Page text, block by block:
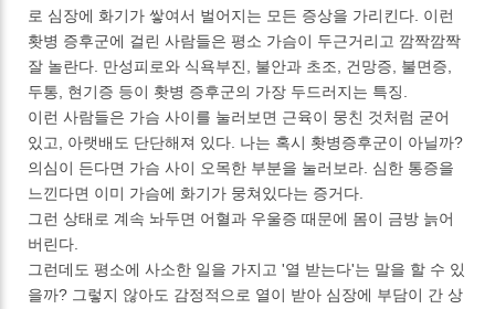
로 심장에 화기가 쌓여서 벌어지는 모든 증상을 가리킨다. 이런
홧병 증후군에 걸린 사람들은 평소 가슴이 두근거리고 깜짝깜짝
잘 놀란다. 만성피로와 식욕부진, 불안과 초조, 건망증, 불면증,
두통, 현기증 등이 홧병 증후군의 가장 두드러지는 특징.
이런 사람들은 가슴 사이를 눌러보면 근육이 뭉친 것처럼 굳어
있고, 아랫배도 단단해져 있다. 나는 혹시 홧병증후군이 아닐까?
의심이 든다면 가슴 사이 오목한 부분을 눌러보라. 심한 통증을
느낀다면 이미 가슴에 화기가 뭉쳐있다는 증거다.
그런 상태로 계속 놔두면 어혈과 우울증 때문에 몸이 금방 늙어
버린다.
그런데도 평소에 사소한 일을 가지고 '열 받는다'는 말을 할 수 있
을까? 그렇지 않아도 감정적으로 열이 받아 심장에 부담이 간 상